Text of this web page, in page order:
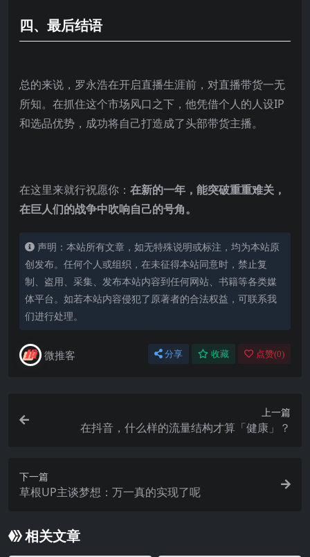
四、最后结语
总的来说，罗永浩在开启直播生涯前，对直播带货一无
所知。在抓住这个市场风口之下，他凭借个人的人设IP
和选品优势，成功将自己打造成了头部带货主播。
在这里来就行祝愿你： 在新的一年，能突破重重难关，
在巨人们的战争中吹响自己的号角。
声明：本站所有文章，如无特殊说明或标注，均为本站原
创发布。任何个人或组织，在未征得本站同意时，禁止复
制、盗用、采集、发布本站内容到任何网站、书籍等各类媒
体平台。如若本站内容侵犯了原著者的合法权益，可联系我
们进行处理。
微推客 分享 收藏 点赞(0)
上一篇
在抖音，什么样的流量结构才算「健康」？
下一篇
草根UP主谈梦想：万一真的实现了呢
相关文章